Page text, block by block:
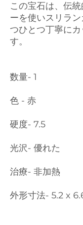
この宝石は、伝
ーを使いスリラ
つひとつ丁寧に
す。
数量- 1
色 - 赤
硬度- 7.5
光沢- 優れた
治療- 非加熱
外形寸法- 5.2 x